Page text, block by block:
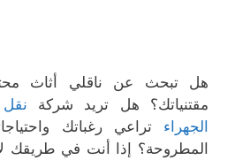
هل تبحث عن ناقلي أثاث
مقتنياتك؟ هل تريد شركة
الجهراء تراعي رغباتك
المطروحة؟ إذا أنت في طريقك